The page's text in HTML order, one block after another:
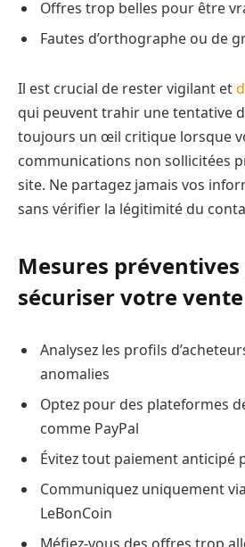
Offres trop belles pour être
Fautes d’orthographe ou de
Il est crucial de rester vigilant et
qui peuvent trahir une tentative
toujours un œil critique lorsque
communications non sollicitées
site. Ne partagez jamais vos
sans vérifier la légitimité du
Mesures
sécuriser votre vente
Analysez les profils
anomalies
Optez pour des plateformes
comme PayPal
Évitez tout paiement anticipé
Communiquez uniquement
LeBonCoin